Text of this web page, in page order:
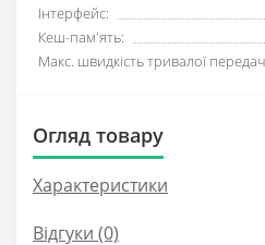
Інтерфейс:
Кеш-пам'ять:
Макс. швидкість тривалої
Огляд товару
Характеристики
Відгуки (0)